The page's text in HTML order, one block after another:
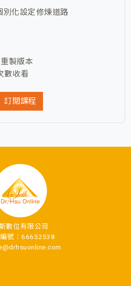
別化設定修煉道路
製版本
數收看
訂閱課程
數位有限公司
號：66652538